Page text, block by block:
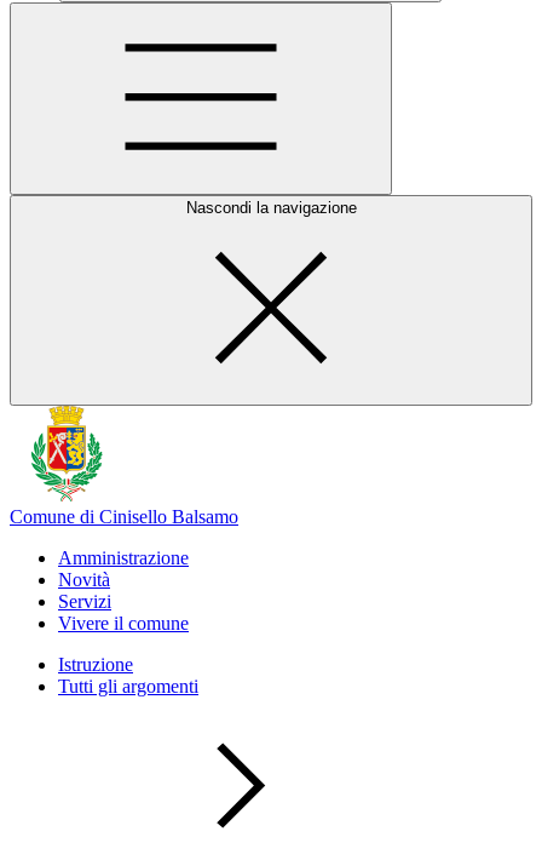
Nascondi la navigazione
Comune di Cinisello Balsamo
Amministrazione
Novità
Servizi
Vivere il comune
Istruzione
Tutti gli argomenti